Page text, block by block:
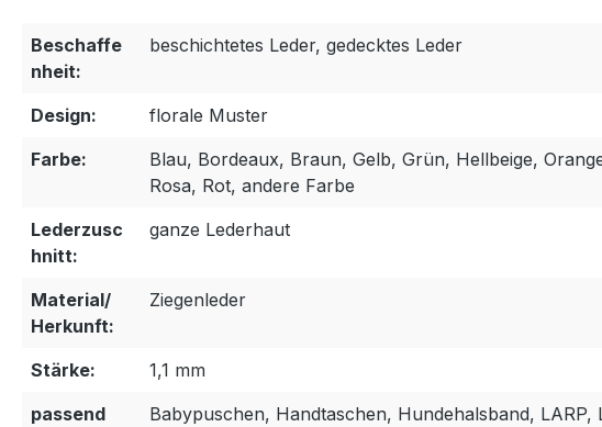
Beschaffe
nheit:
beschichtetes Leder, gedecktes Leder
Design:
florale Muster
Farbe:
Blau, Bordeaux, Braun, Gelb, Grün, Hellbeige,
Rosa, Rot, andere Farbe
Lederzusc
hnitt:
ganze Lederhaut
Material/
Herkunft:
Ziegenleder
Stärke:
1,1 mm
passend
Babypuschen, Handtaschen, Hundehalsband, LARP,